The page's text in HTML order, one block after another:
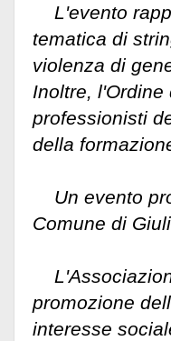
L'evento
tematica di
violenza di
Inoltre,
professionisti
della
Un evento
Comune di
promozione
interesse